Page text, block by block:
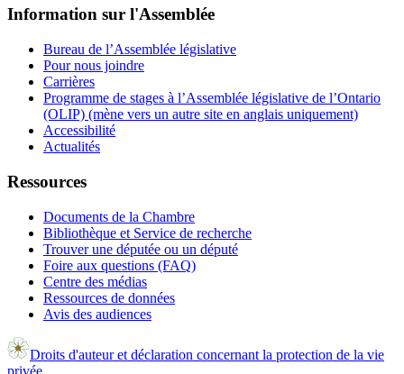
Information sur l'Assemblée
Bureau de l’Assemblée législative
Pour nous joindre
Carrières
Programme de stages à l’Assemblée législative de l’Ontario
(OLIP) (mène vers un autre site en anglais uniquement)
Accessibilité
Actualités
Ressources
Documents de la Chambre
Bibliothèque et Service de recherche
Trouver une députée ou un député
Foire aux questions (FAQ)
Centre des médias
Ressources de données
Avis des audiences
Droits d'auteur et déclaration concernant la protection de la vie
privée